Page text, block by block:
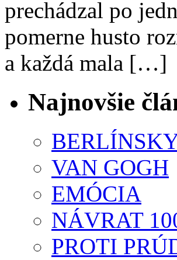
prechádzal po
pomerne husto
a každá mala […]
Najnovšie
VAN GOGH
EMÓCIA
NÁVRAT
PROTI